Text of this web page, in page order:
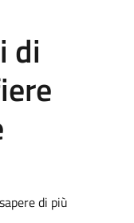
di
di più